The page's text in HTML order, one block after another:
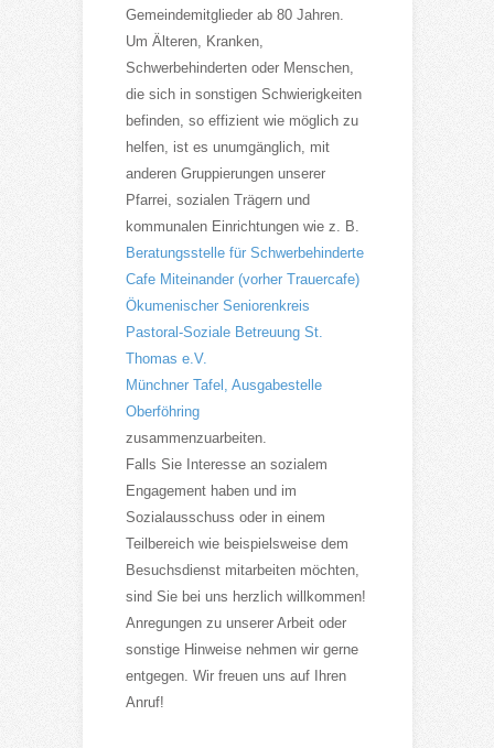
Gemeindemitglieder ab 80 Jahren.
Um Älteren, Kranken,
Schwerbehinderten oder Menschen,
die sich in sonstigen Schwierigkeiten
befinden, so effizient wie möglich zu
helfen, ist es unumgänglich, mit
anderen Gruppierungen unserer
Pfarrei, sozialen Trägern und
kommunalen Einrichtungen wie z. B.
Beratungsstelle für Schwerbehinderte
Cafe Miteinander (vorher Trauercafe)
Ökumenischer Seniorenkreis
Pastoral-Soziale Betreuung St.
Thomas e.V.
Münchner Tafel, Ausgabestelle
Oberföhring
zusammenzuarbeiten.
Falls Sie Interesse an sozialem
Engagement haben und im
Sozialausschuss oder in einem
Teilbereich wie beispielsweise dem
Besuchsdienst mitarbeiten möchten,
sind Sie bei uns herzlich willkommen!
Anregungen zu unserer Arbeit oder
sonstige Hinweise nehmen wir gerne
entgegen. Wir freuen uns auf Ihren
Anruf!